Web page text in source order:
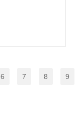
6 7 8 9